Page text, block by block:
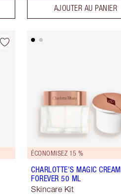
AJOUTER AU PANIER
ÉCONOMISEZ 15 %
CHARLOTTE'S MAGIC CREAM
FOREVER 50 ML
Skincare Kit